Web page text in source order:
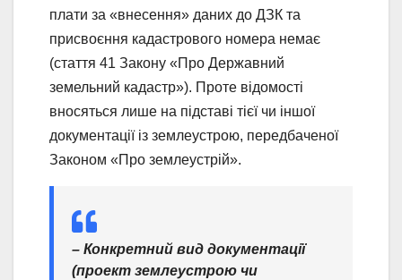
плати за «внесення» даних до ДЗК та
присвоєння кадастрового номера немає
(стаття 41 Закону «Про Державний
земельний кадастр»). Проте відомості
вносяться лише на підставі тієї чи іншої
документації із землеустрою, передбаченої
Законом «Про землеустрій».
– Конкретний вид документації
(проект землеустрою чи